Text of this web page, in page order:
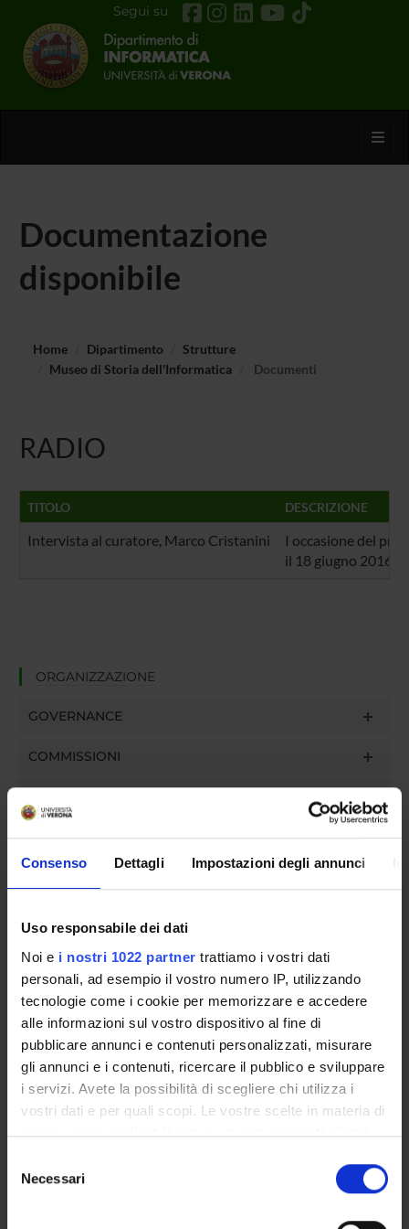
Consenso Dettagli Impostazioni degli annunci
Uso responsabile dei dati
Noi e i nostri 1022 partner trattiamo i vostri dati
personali, ad esempio il vostro numero IP, utilizzando
tecnologie come i cookie per memorizzare e accedere
alle informazioni sul vostro dispositivo al fine di
pubblicare annunci e contenuti personalizzati, misurare
gli annunci e i contenuti, ricercare il pubblico e sviluppare
i servizi. Avete la possibilità di scegliere chi utilizza i
vostri dati e per quali scopi. Le vostre scelte in materia di
privacy sono applicabili solo su questa proprietà digitale
modificare o revocare il proprio consenso in qualsiasi
momento dalla Dichiarazione sui cookie o facendo clic
delNecessari
Segui su
Documentazione
disponibile
Home Dipartimento
Strutture
Museo di Storia dell'Informatica
Documenti
RADIO
TITOLO DESCRIZIONE
Intervista al curatore, Marco Cristanini
I occasione del
il 18 giugno 2016
ORGANIZZAZIONE
GOVERNANCE
COMMISSIONI
SERVIZI DI SEGRETERIA STUDENTI
BIBLIOTECHE
CENTRI
Computer Science Park
CBMC Centro di BioMedicina Computazionale
Museo dell'Informatica
ECDL Test Center
LABORATORI
SPIN OFF E AZIENDE